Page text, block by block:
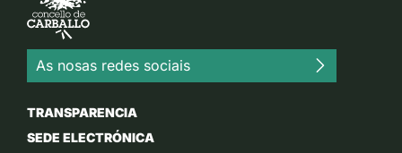
As nosas redes sociais
TRANSPARENCIA
SEDE ELECTRÓNICA